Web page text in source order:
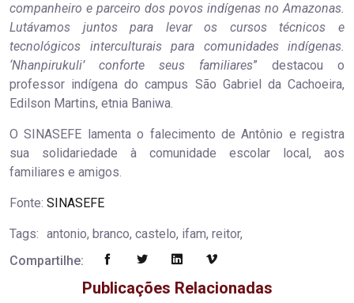
companheiro e parceiro dos povos indígenas no Amazonas.
Lutávamos juntos para levar os cursos técnicos e
tecnológicos interculturais para comunidades indígenas.
‘Nhanpirukuli’ conforte seus familiares” destacou o
professor indígena do campus São Gabriel da Cachoeira,
Edilson Martins, etnia Baniwa.
O SINASEFE lamenta o falecimento de Antônio e registra
sua solidariedade à comunidade escolar local, aos
familiares e amigos.
Fonte: SINASEFE
Tags: antonio, branco, castelo, ifam, reitor,
Compartilhe:
Publicações Relacionadas